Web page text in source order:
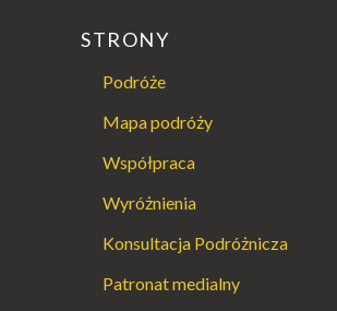
STRONY
Podróże
Mapa podróży
Współpraca
Wyróżnienia
Konsultacja Podróżnicza
Patronat medialny